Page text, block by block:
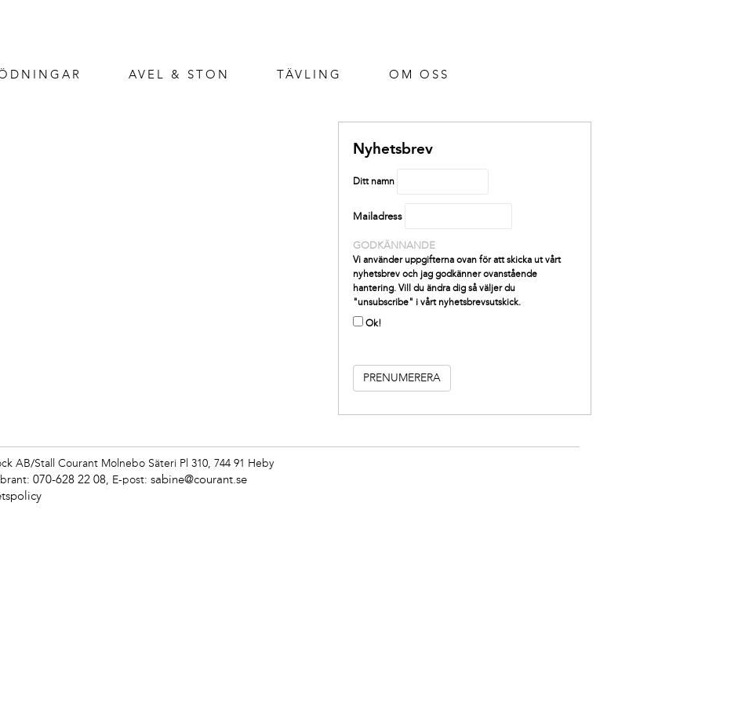
AVEL & STON TÄVLING OM OSS
Nyhetsbrev
Ditt namn
Mailadress
GODKÄNNANDE
Vi använder uppgifterna ovan för att skicka ut vårt
nyhetsbrev och jag godkänner ovanstående
hantering. Vill du ändra dig så väljer du
"unsubscribe" i vårt nyhetsbrevsutskick.
Ok!
AB/Stall Courant Molnebo Säteri Pl 310, 744 91 Heby
070-628 22 08, E-post:sabine@courant.se